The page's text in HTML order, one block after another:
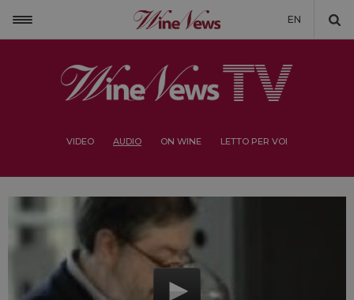
EN
VIDEO AUDIO ON WINE LETTO PER VOI